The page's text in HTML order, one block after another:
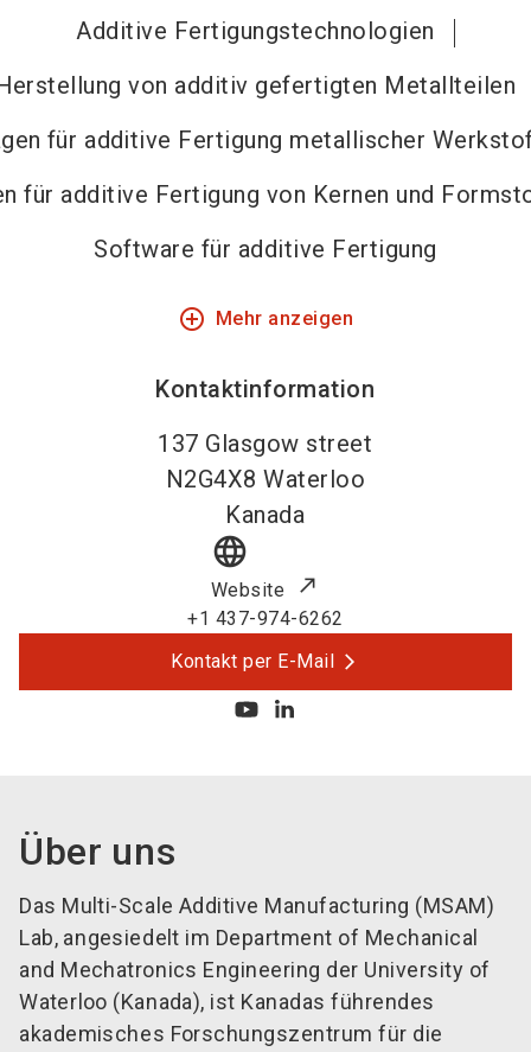
Additive Fertigungstechnologien
von additiv gefertigten Metallteilen
für additive Fertigung metallischer
für additive Fertigung von Kernen und
Software für additive Fertigung
add_circle_outline Mehr anzeigen
Kontaktinformation
137 Glasgow street
N2G4X8 Waterloo
Kanada
language
Website
+1 437-974-6262
Kontakt per E-Mail
Über uns
Das Multi-Scale Additive Manufacturing (MSAM)
Lab, angesiedelt im Department of Mechanical
and Mechatronics Engineering der University of
Waterloo (Kanada), ist Kanadas führendes
akademisches Forschungszentrum für die